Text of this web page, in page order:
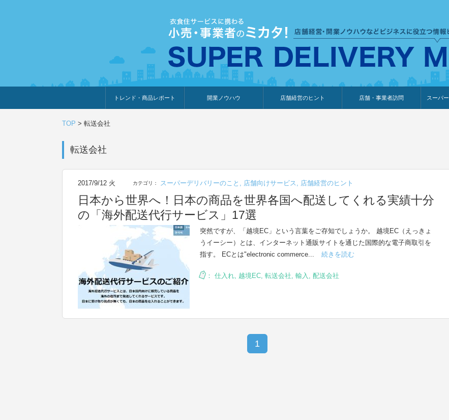
トレンド・商品レポート 開業ノウハウ 店舗経営のヒント 店舗・事業者訪問 スーパ
TOP > 転送会社
転送会社
2017/9/12 火 カテゴリ： スーパーデリバリーのこと , 店舗向けサービス, 店舗経営のヒント
日本から世界へ！日本の商品を世界各国へ配送してくれる実績十分
の「海外配送代行サービス」17選
突然ですが、「越境EC」という言葉をご存知でしょうか。 越境EC（えっきょ
うイーシー）とは、インターネット通販サイトを通じた国際的な電子商取引を
指す。 ECとは"electronic commerce...
続きを読む
： 仕入れ, 越境EC, 転送会社, 輸入 , 配送会社
1